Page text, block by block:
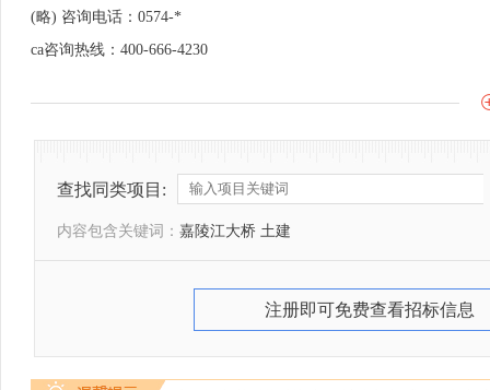
(略) 咨询电话：0574-*
ca咨询热线：400-666-4230
查找同类项目:
内容包含关键词： 嘉陵江大桥 土建
注册即可免费查看招标信息